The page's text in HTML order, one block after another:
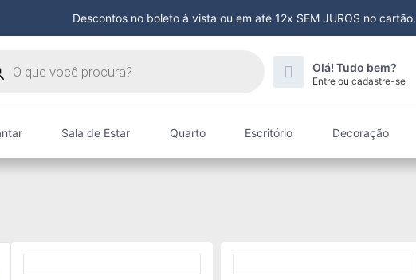
Descontos no boleto à vista ou em até 12x SEM JUROS no cartão.
Olá! Tudo bem?
Entre ou cadastre-se
Sala de Estar Quarto Escritório Decoração